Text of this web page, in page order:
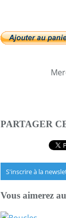
PARTAGER
S'inscrire à la
Vous aimerez